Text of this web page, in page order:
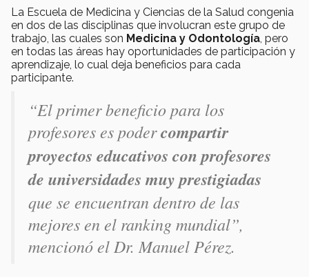
La Escuela de Medicina y Ciencias de la Salud congenia
en dos de las disciplinas que involucran este grupo de
trabajo, las cuales son Medicina y Odontología, pero
en todas las áreas hay oportunidades de participación y
aprendizaje, lo cual deja beneficios para cada
participante.
“El primer beneficio para los
profesores es podercompartir
proyectos educativos con profesores
de universidades muy prestigiadas
que se encuentran dentro de las
mejores en el ranking mundial”,
mencionó el Dr. Manuel Pérez.